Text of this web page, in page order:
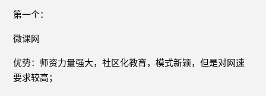
第一个：
微课网
优势：师资力量强大，社区化教育，模式新颖，但是对网速
要求较高；